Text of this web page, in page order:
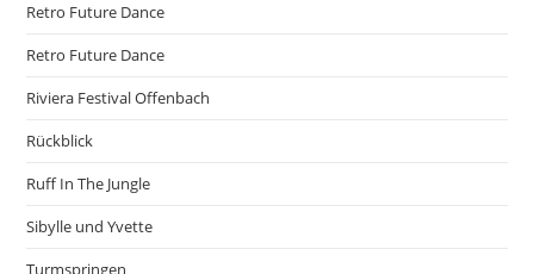
Retro Future Dance
Retro Future Dance
Riviera Festival Offenbach
Rückblick
Ruff In The Jungle
Sibylle und Yvette
Turmspringen